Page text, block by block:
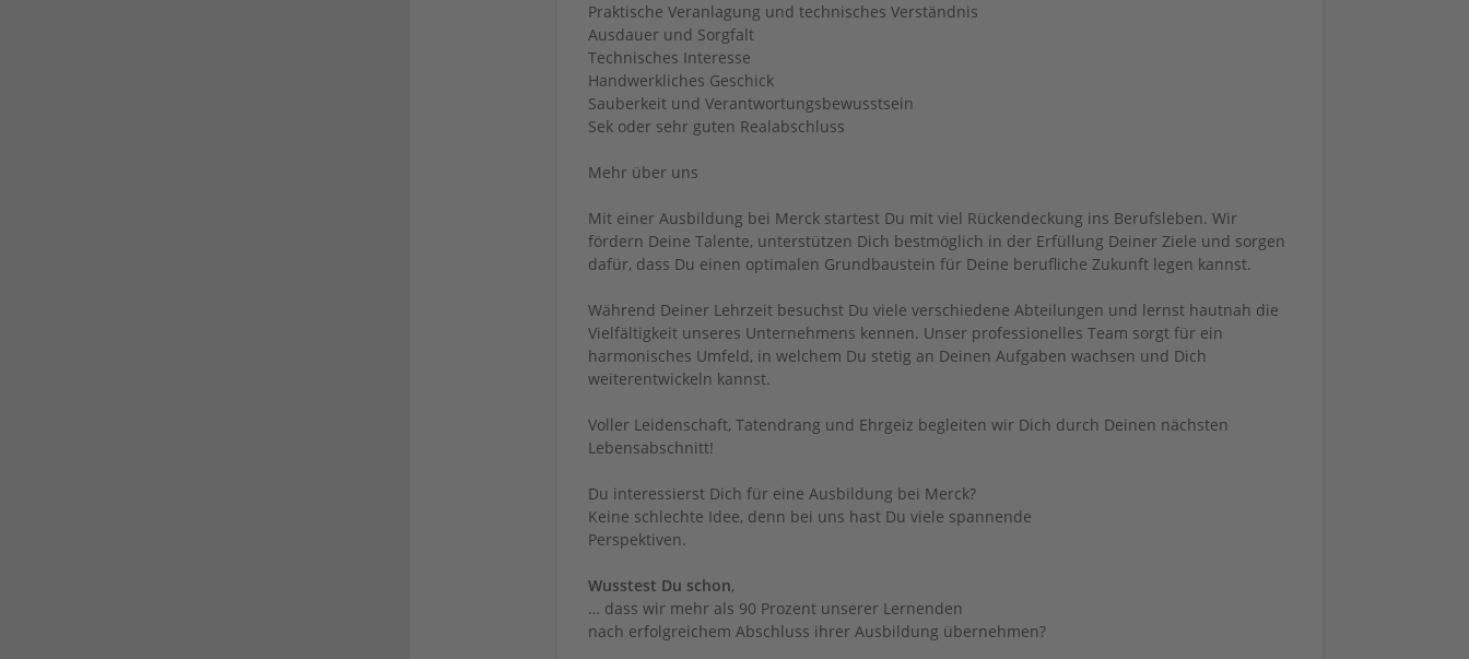
Praktische Veranlagung und technisches Verständnis
Ausdauer und Sorgfalt
Technisches Interesse
Handwerkliches Geschick
Sauberkeit und Verantwortungsbewusstsein
Sek oder sehr guten Realabschluss
Mehr über uns
Mit einer Ausbildung bei Merck startest Du mit viel Rückendeckung ins Berufsleben. Wir
fördern Deine Talente, unterstützen Dich bestmöglich in der Erfüllung Deiner Ziele und sorgen
dafür, dass Du einen optimalen Grundbaustein für Deine berufliche Zukunft legen kannst.
Während Deiner Lehrzeit besuchst Du viele verschiedene Abteilungen und lernst hautnah die
Vielfältigkeit unseres Unternehmens kennen. Unser professionelles Team sorgt für ein
harmonisches Umfeld, in welchem Du stetig an Deinen Aufgaben wachsen und Dich
weiterentwickeln kannst.
Voller Leidenschaft, Tatendrang und Ehrgeiz begleiten wir Dich durch Deinen nächsten
Lebensabschnitt!
Du interessierst Dich für eine Ausbildung bei Merck?
Keine schlechte Idee, denn bei uns hast Du viele spannende
Perspektiven.
Wusstest Du schon,
… dass wir mehr als 90 Prozent unserer Lernenden
nach erfolgreichem Abschluss ihrer Ausbildung übernehmen?